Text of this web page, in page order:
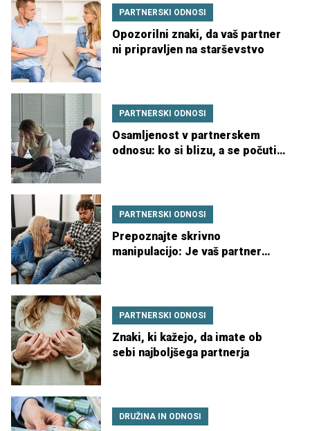
PARTNERSKI ODNOSI
Opozorilni znaki, da vaš partner
ni pripravljen na starševstvo
PARTNERSKI ODNOSI
Osamljenost v partnerskem
odnosu: ko si blizu, a se počutiš
PARTNERSKI ODNOSI
Prepoznajte skrivno
manipulacijo: Je vaš partner
PARTNERSKI ODNOSI
Znaki, ki kažejo, da imate ob
sebi najboljšega partnerja
DRUŽINA IN ODNOSI